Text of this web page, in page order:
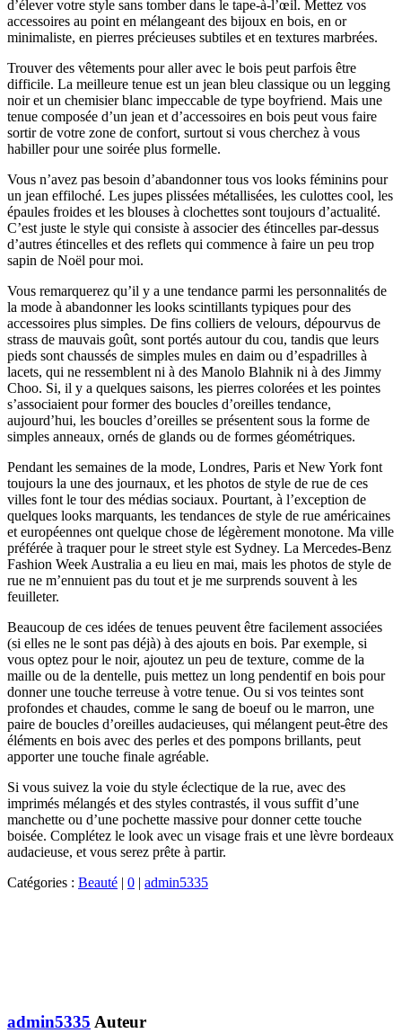
d’élever votre style sans tomber dans le tape-à-l’œil. Mettez vos
accessoires au point en mélangeant des bijoux en bois, en or
minimaliste, en pierres précieuses subtiles et en textures marbrées.
Trouver des vêtements pour aller avec le bois peut parfois être
difficile. La meilleure tenue est un jean bleu classique ou un legging
noir et un chemisier blanc impeccable de type boyfriend. Mais une
tenue composée d’un jean et d’accessoires en bois peut vous faire
sortir de votre zone de confort, surtout si vous cherchez à vous
habiller pour une soirée plus formelle.
Vous n’avez pas besoin d’abandonner tous vos looks féminins pour
un jean effiloché. Les jupes plissées métallisées, les culottes cool, les
épaules froides et les blouses à clochettes sont toujours d’actualité.
C’est juste le style qui consiste à associer des étincelles par-dessus
d’autres étincelles et des reflets qui commence à faire un peu trop
sapin de Noël pour moi.
Vous remarquerez qu’il y a une tendance parmi les personnalités de
la mode à abandonner les looks scintillants typiques pour des
accessoires plus simples. De fins colliers de velours, dépourvus de
strass de mauvais goût, sont portés autour du cou, tandis que leurs
pieds sont chaussés de simples mules en daim ou d’espadrilles à
lacets, qui ne ressemblent ni à des Manolo Blahnik ni à des Jimmy
Choo. Si, il y a quelques saisons, les pierres colorées et les pointes
s’associaient pour former des boucles d’oreilles tendance,
aujourd’hui, les boucles d’oreilles se présentent sous la forme de
simples anneaux, ornés de glands ou de formes géométriques.
Pendant les semaines de la mode, Londres, Paris et New York font
toujours la une des journaux, et les photos de style de rue de ces
villes font le tour des médias sociaux. Pourtant, à l’exception de
quelques looks marquants, les tendances de style de rue américaines
et européennes ont quelque chose de légèrement monotone. Ma ville
préférée à traquer pour le street style est Sydney. La Mercedes-Benz
Fashion Week Australia a eu lieu en mai, mais les photos de style de
rue ne m’ennuient pas du tout et je me surprends souvent à les
feuilleter.
Beaucoup de ces idées de tenues peuvent être facilement associées
(si elles ne le sont pas déjà) à des ajouts en bois. Par exemple, si
vous optez pour le noir, ajoutez un peu de texture, comme de la
maille ou de la dentelle, puis mettez un long pendentif en bois pour
donner une touche terreuse à votre tenue. Ou si vos teintes sont
profondes et chaudes, comme le sang de boeuf ou le marron, une
paire de boucles d’oreilles audacieuses, qui mélangent peut-être des
éléments en bois avec des perles et des pompons brillants, peut
apporter une touche finale agréable.
Si vous suivez la voie du style éclectique de la rue, avec des
imprimés mélangés et des styles contrastés, il vous suffit d’une
manchette ou d’une pochette massive pour donner cette touche
boisée. Complétez le look avec un visage frais et une lèvre bordeaux
audacieuse, et vous serez prête à partir.
Catégories : Beauté | 0 | admin5335
admin5335 Auteur